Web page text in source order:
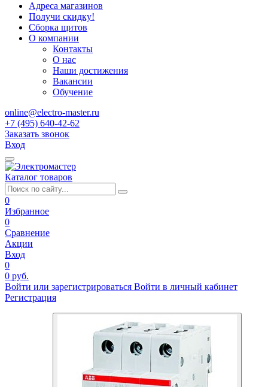
Адреса магазинов
Получи скидку!
Сборка щитов
О компании
Контакты
О нас
Наши достижения
Вакансии
Обучение
online@electro-master.ru
+7 (495) 640-42-62
Заказать звонок
Вход
Каталог товаров
0
Избранное
0
Сравнение
Акции
Вход
0
0 руб.
Войти или зарегистрироваться Войти в личный кабинет
Регистрация